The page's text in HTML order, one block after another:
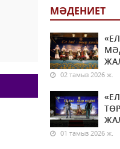
МӘДЕНИЕТ
02 тамыз 2026 ж.
01 тамыз 2026 ж.